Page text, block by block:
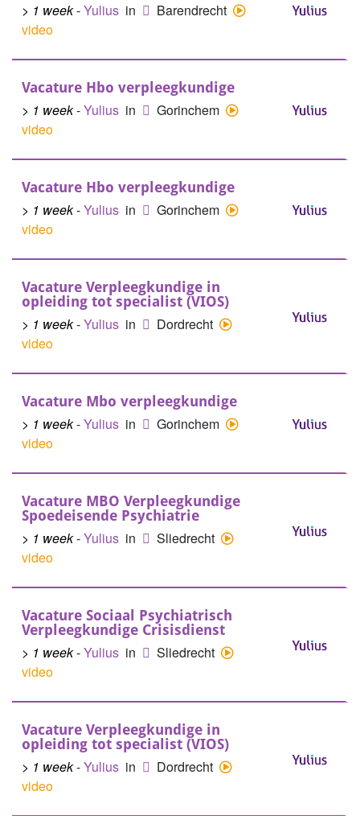
> 1 week-Yulius in
Barendrecht
video
Vacature Hbo verpleegkundige
> 1 week-Yulius in
Gorinchem
video
Vacature Hbo verpleegkundige
> 1 week-Yulius in
Gorinchem
video
Vacature Verpleegkundige in
opleiding tot specialist (VIOS)
> 1 week-Yulius in
Dordrecht
video
Vacature Mbo verpleegkundige
> 1 week-Yulius in
Gorinchem
video
Vacature MBO Verpleegkundige
Spoedeisende Psychiatrie
> 1 week-Yulius in
Sliedrecht
video
Vacature Sociaal Psychiatrisch
Verpleegkundige Crisisdienst
> 1 week-Yulius in
Sliedrecht
video
Vacature Verpleegkundige in
opleiding tot specialist (VIOS)
> 1 week-Yulius in
Dordrecht
video